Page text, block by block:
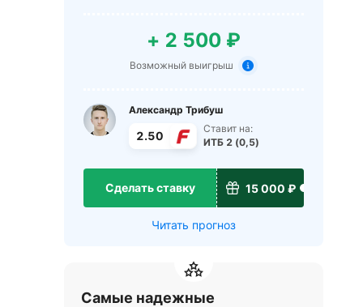
+ 2 500 ₽
Возможный выигрыш
Александр Трибуш
2.50
Ставит на:
ИТБ 2 (0,5)
Сделать ставку 15 000 ₽
Читать прогноз
Самые надежные